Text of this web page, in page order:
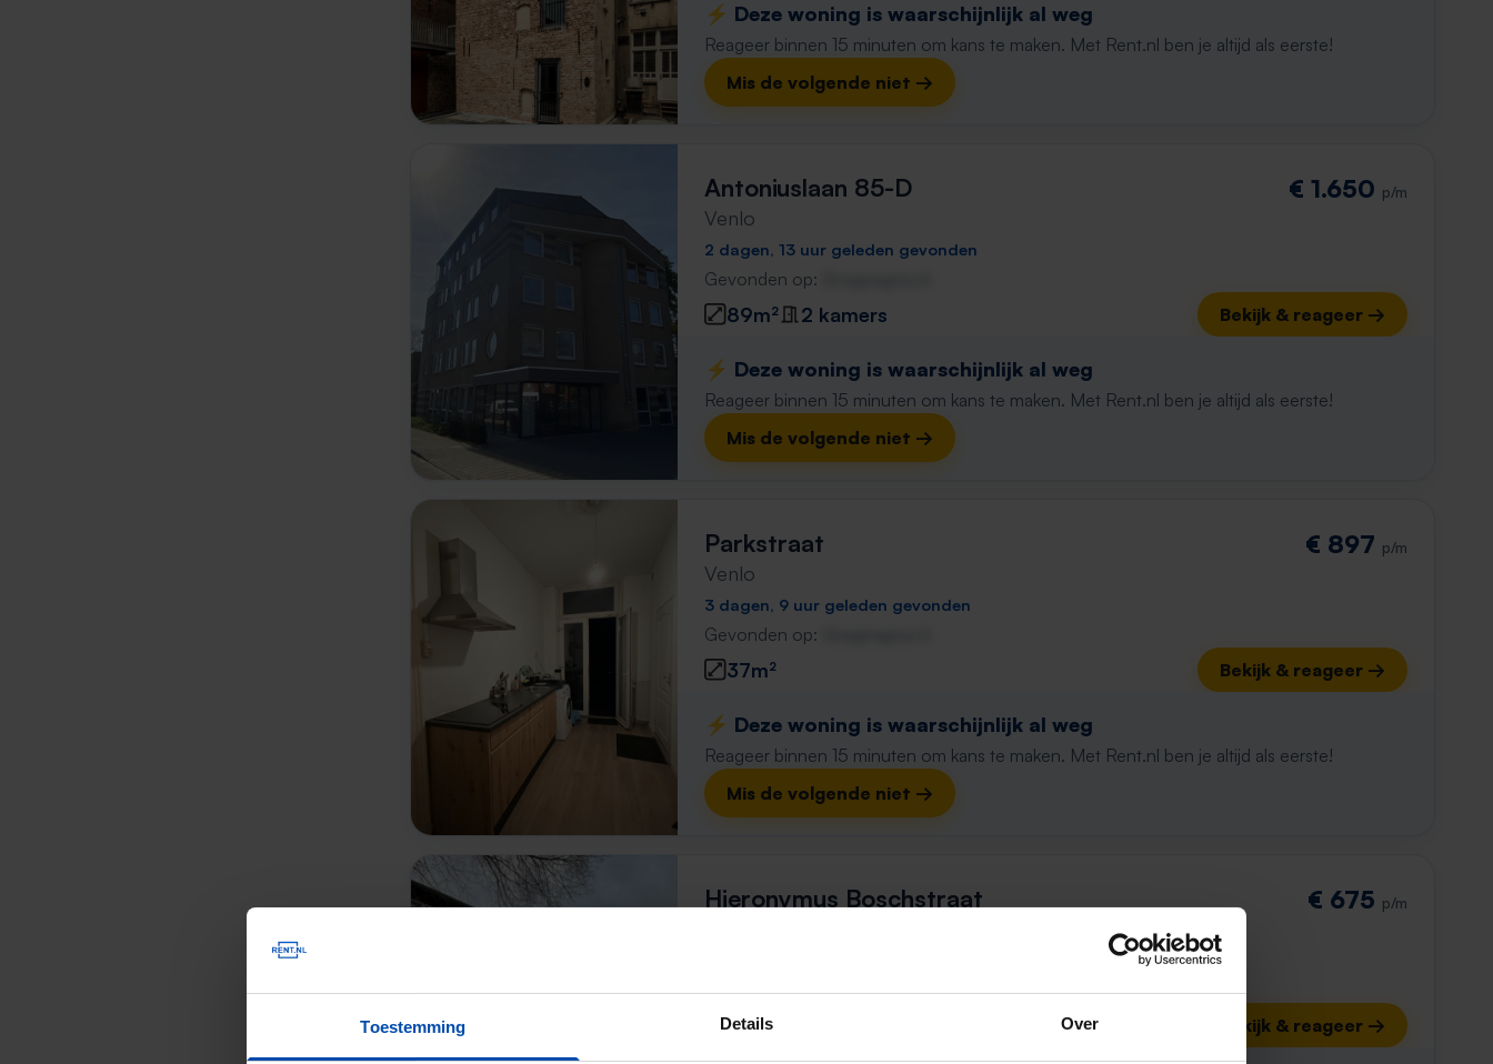
Toestemming Details Over
⚡️ Deze woning is waarschijnlijk al weg
Reageer binnen 15 minuten om kans te maken. Met Rent.nl ben je altijd als eerste!
Mis de volgende niet →
Antoniuslaan 85-D
Venlo
€ 1.650 p/m
2 dagen, 13 uur geleden gevonden
Gevonden op:
89m² 2 kamers Bekijk & reageer →
⚡️ Deze woning is waarschijnlijk al weg
Reageer binnen 15 minuten om kans te maken. Met Rent.nl ben je altijd als eerste!
Mis de volgende niet →
Parkstraat
Venlo
€ 897 p/m
3 dagen, 9 uur geleden gevonden
Gevonden op:
37m² Bekijk & reageer →
⚡️ Deze woning is waarschijnlijk al weg
Reageer binnen 15 minuten om kans te maken. Met Rent.nl ben je altijd als eerste!
Mis de volgende niet →
Hieronymus Boschstraat € 675 p/m
Gevonden op:Gnagnagna.nl
80m² Bekijk & reageer →